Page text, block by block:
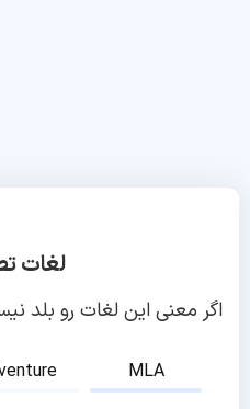
لغات
اگر معنی این لغات رو بلد
MLA